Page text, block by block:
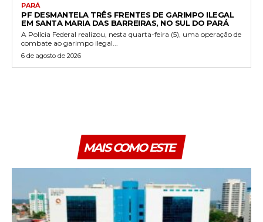
PARÁ
PF DESMANTELA TRÊS FRENTES DE GARIMPO ILEGAL
EM SANTA MARIA DAS BARREIRAS, NO SUL DO PARÁ
A Polícia Federal realizou, nesta quarta-feira (5), uma operação de
combate ao garimpo ilegal...
6 de agosto de 2026
MAIS COMO ESTE